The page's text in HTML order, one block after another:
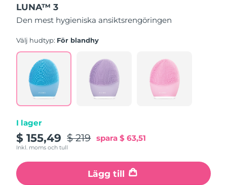
of
5
stars,
rating
Read
Reviews.
Same
page
link.
LUNA™ 3
Den mest hygieniska ansiktsrengöringen
Välj hudtyp: För blandhy
I lager
$ 155,49 $ 219 spara$ 63,51
Inkl. moms och tull
Lägg till